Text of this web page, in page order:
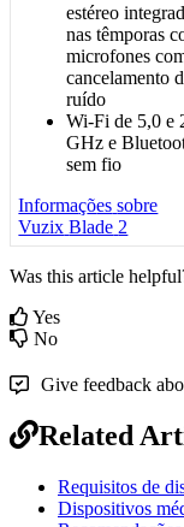
estéreo
nas têmporas
microfones
cancelamento
ruído
Wi-Fi de 5,0 e
GHz e
sem fio
Informações sobre
Vuzix Blade 2
Was this article
Yes
No
Give feedback
Related
Requisitos de
Dispositivos